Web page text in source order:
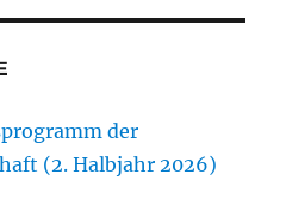
der
(2. Halbjahr 2026)